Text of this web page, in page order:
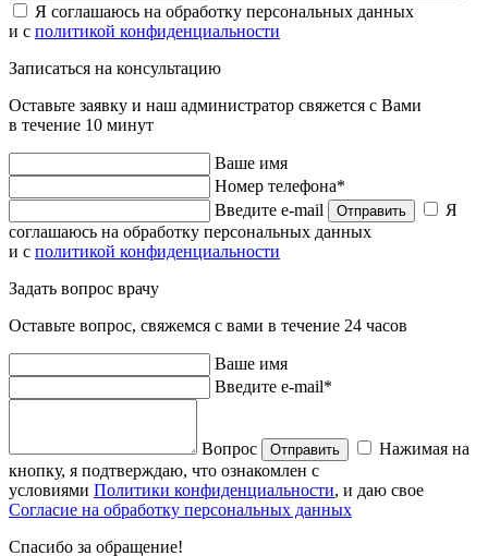
Я соглашаюсь на обработку персональных данных
и с политикой конфиденциальности
Записаться на консультацию
Оставьте заявку и наш администратор свяжется с Вами
в течение 10 минут
Ваше имя
Номер телефона*
Введите e-mail
Отправить
Я
соглашаюсь на обработку персональных данных
и с политикой конфиденциальности
Задать вопрос врачу
Оставьте вопрос, свяжемся с вами в течение 24 часов
Ваше имя
Введите e-mail*
Вопрос Отправить
Нажимая на
кнопку, я подтверждаю, что ознакомлен с
условиями Политики конфиденциальности, и даю свое
Согласие на обработку персональных данных
Спасибо за обращение!